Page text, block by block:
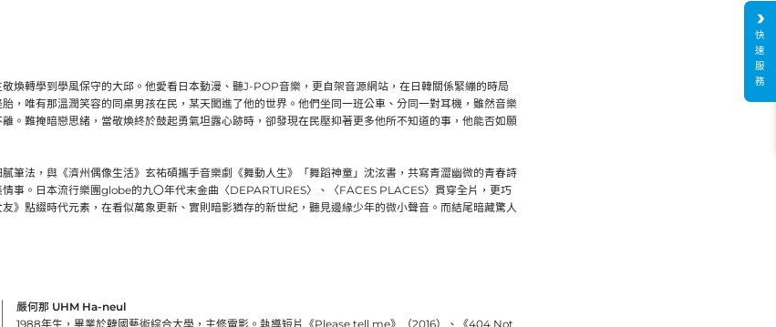
煥轉學到學風保守的大邱。他愛看日本動漫、聽J-POP音樂，更自架音源網站，在日韓關係緊繃的時局
，唯有那溫潤笑容的同桌男孩在民，某天闖進了他的世界。他們坐同一班公車、分同一對耳機，雖然音樂
。難掩暗戀思緒，當敬煥終於鼓起勇氣坦露心跡時，卻發現在民壓抑著更多他所不知道的事，他能否如願
筆法，與《濟州偶像生活》玄祐碩攜手音樂劇《舞動人生》「舞蹈神童」沈泫書，共寫青澀幽微的青春詩
事。日本流行樂團globe的九〇年代末金曲〈DEPARTURES〉、〈FACES PLACES〉貫穿全片，更巧
》點綴時代元素，在看似萬象更新、實則暗影猶存的新世紀，聽見邊緣少年的微小聲音。而結尾暗藏驚人
嚴何那 UHM Ha-neul
1988年生，畢業於韓國藝術綜合大學，主修電影。執導短片《Please tell me》（2016）、《404 Not
快
速
服
務